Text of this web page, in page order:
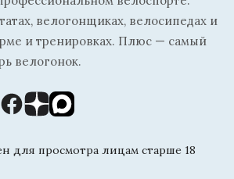
велогонщиках, велосипедах и
и тренировках. Плюс — самый
велогонок.
для просмотра лицам старше 18